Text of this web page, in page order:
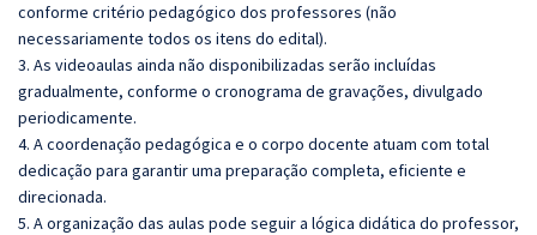
conforme critério pedagógico dos professores (não
necessariamente todos os itens do edital).
3. As videoaulas ainda não disponibilizadas serão incluídas
gradualmente, conforme o cronograma de gravações, divulgado
periodicamente.
4. A coordenação pedagógica e o corpo docente atuam com total
dedicação para garantir uma preparação completa, eficiente e
direcionada.
5. A organização das aulas pode seguir a lógica didática do professor,